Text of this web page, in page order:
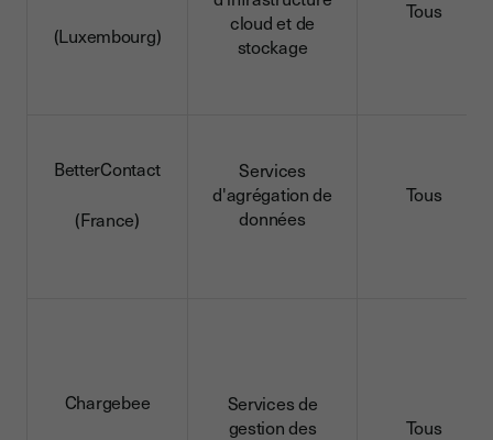
(Luxembourg)
cloud et de
stockage
Tous
BetterContact
(France)
Services
d'agrégation de
données
Tous
Chargebee
Services de
gestion des
Tous